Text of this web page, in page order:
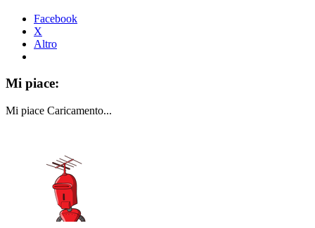
Facebook
X
Altro
Mi piace:
Mi piace Caricamento...